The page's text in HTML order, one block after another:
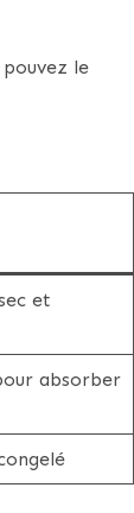
le
et
absorber